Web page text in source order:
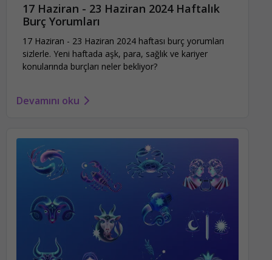
17 Haziran - 23 Haziran 2024 Haftalık
Burç Yorumları
17 Haziran - 23 Haziran 2024 haftası burç yorumları
sizlerle. Yeni haftada aşk, para, sağlık ve kariyer
konularında burçları neler bekliyor?
Devamını oku